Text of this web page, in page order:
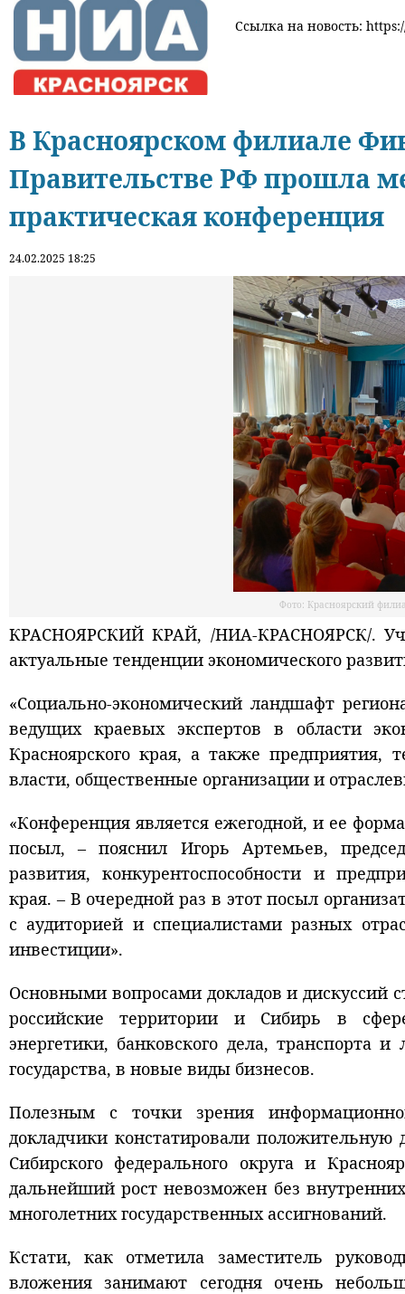
Ссылка на новость:
В Красноярском филиале
Правительстве РФ прошла
практическая конференция
24.02.2025 18:25
Фото: Красноярский
КРАСНОЯРСКИЙ КРАЙ, /НИА-КРАСНОЯРСК/.
актуальные тенденции экономического
«Социально-экономический ландшафт
ведущих краевых экспертов в области
Красноярского края, а также предприятия,
власти, общественные организации и
«Конференция является ежегодной, и ее
посыл, – пояснил Игорь Артемьев,
развития, конкурентоспособности и
края. – В очередной раз в этот посыл
с аудиторией и специалистами разных
инвестиции».
Основными вопросами докладов и дискуссий
российские территории и Сибирь в
энергетики, банковского дела, транспорта
государства, в новые виды бизнесов.
Полезным с точки зрения
докладчики констатировали
Сибирского федерального округа и
дальнейший рост невозможен без
многолетних государственных ассигнований.
Кстати, как отметила заместитель
вложения занимают сегодня очень